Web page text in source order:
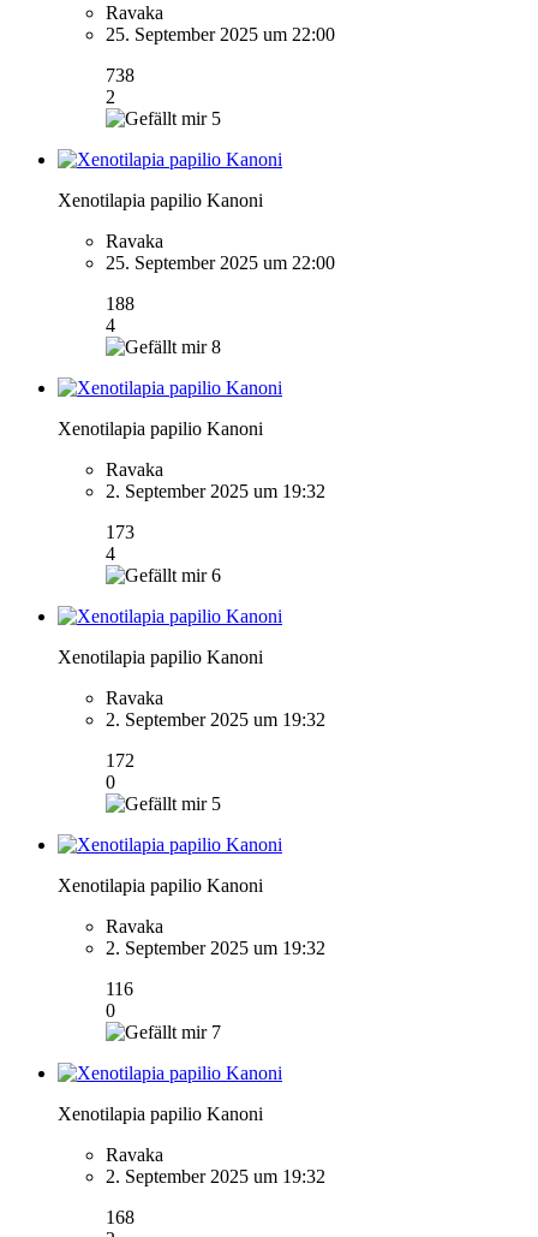
Ravaka
25. September 2025 um 22:00
738
2
5
Xenotilapia papilio Kanoni
Ravaka
25. September 2025 um 22:00
188
4
8
Xenotilapia papilio Kanoni
Ravaka
2. September 2025 um 19:32
173
4
6
Xenotilapia papilio Kanoni
Ravaka
2. September 2025 um 19:32
172
0
5
Xenotilapia papilio Kanoni
Ravaka
2. September 2025 um 19:32
116
0
7
Xenotilapia papilio Kanoni
Ravaka
2. September 2025 um 19:32
168